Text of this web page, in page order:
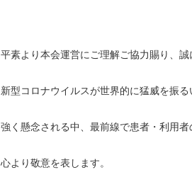
平素より本会運営にご理解ご協力賜り、誠
新型コロナウイルスが世界的に猛威を振
強く懸念される中、最前線で患者・利用
心より敬意を表します。